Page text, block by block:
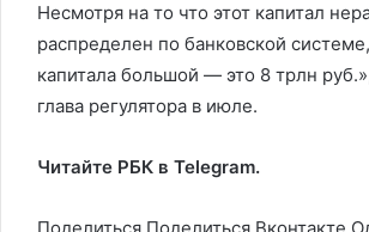
Несмотря на то что этот капитал
распределен по банковской
капитала большой — это 8 трлн
глава регулятора в июле.
Читайте РБК в Telegram.